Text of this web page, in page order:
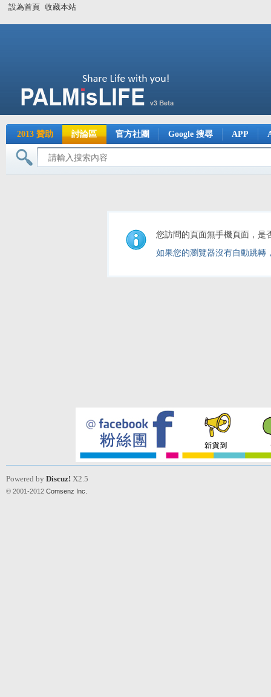
設為首頁 收藏本站
2013 贊助 討論區 官方社團 Google 搜尋 APP
您訪問的頁面無手機頁面，是
如果您的瀏覽器沒有自動跳轉
Powered by Discuz! X2.5
© 2001-2012 Comsenz Inc.